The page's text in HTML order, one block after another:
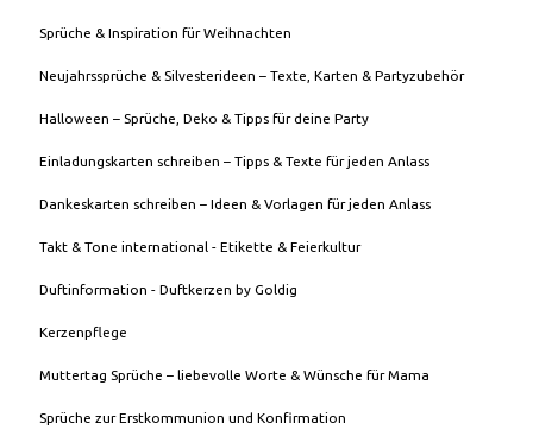
Sprüche & Inspiration für Weihnachten
Neujahrssprüche & Silvesterideen – Texte, Karten & Partyzubehör
Halloween – Sprüche, Deko & Tipps für deine Party
Einladungskarten schreiben – Tipps & Texte für jeden Anlass
Dankeskarten schreiben – Ideen & Vorlagen für jeden Anlass
Takt & Tone international - Etikette & Feierkultur
Duftinformation - Duftkerzen by Goldig
Kerzenpflege
Muttertag Sprüche – liebevolle Worte & Wünsche für Mama
Sprüche zur Erstkommunion und Konfirmation